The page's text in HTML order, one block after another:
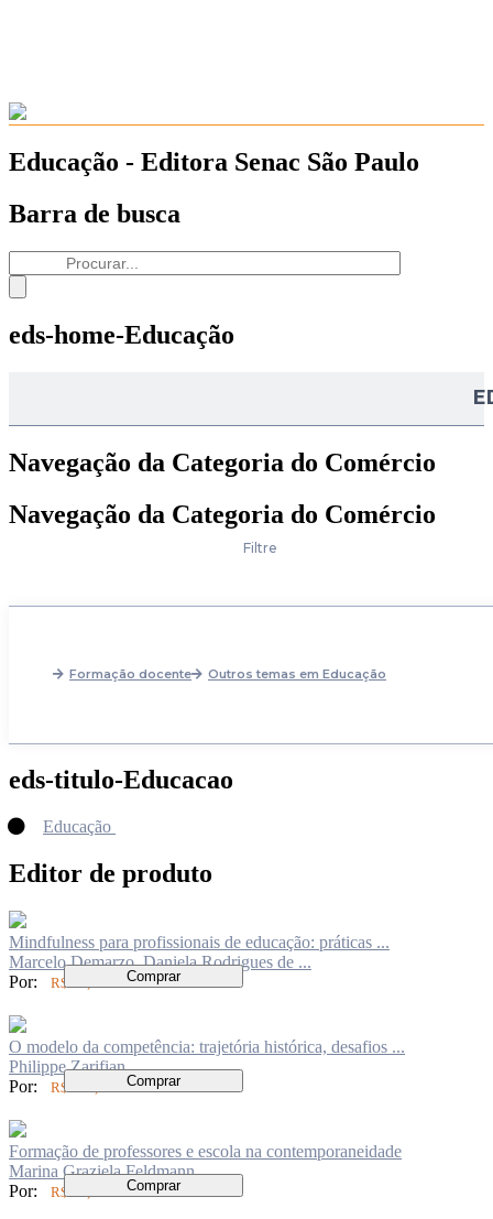
Educação - Editora Senac São Paulo
Barra de busca
eds-home-Educação
Navegação da Categoria do Comércio
Navegação da Categoria do Comércio
Filtre
Formação docente Outros temas em Educação
eds-titulo-Educacao
Educação
Editor de produto
Mindfulness para profissionais de educação: práticas ...
Marcelo Demarzo, Daniela Rodrigues de ...
Por:
R$ 89,00 Comprar
O modelo da competência: trajetória histórica, desafios ...
Philippe Zarifian
Por:
R$ 110,00 Comprar
Formação de professores e escola na contemporaneidade
Marina Graziela Feldmann
Por:
R$ 73,00 Comprar